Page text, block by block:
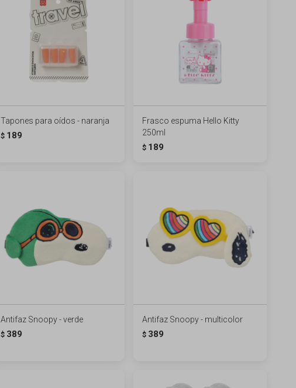
Tapones para oídos - naranja
$ 189
Frasco espuma Hello Kitty
250ml
$ 189
Antifaz Snoopy - verde
$ 389
Antifaz Snoopy - multicolor
$ 389